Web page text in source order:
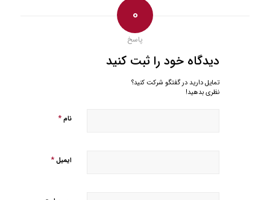
0
پاسخ
دیدگاه خود را ثبت کنید
تمایل دارید در گفتگو شرکت کنید؟
نظری بدهید!
نام*
ایمیل*